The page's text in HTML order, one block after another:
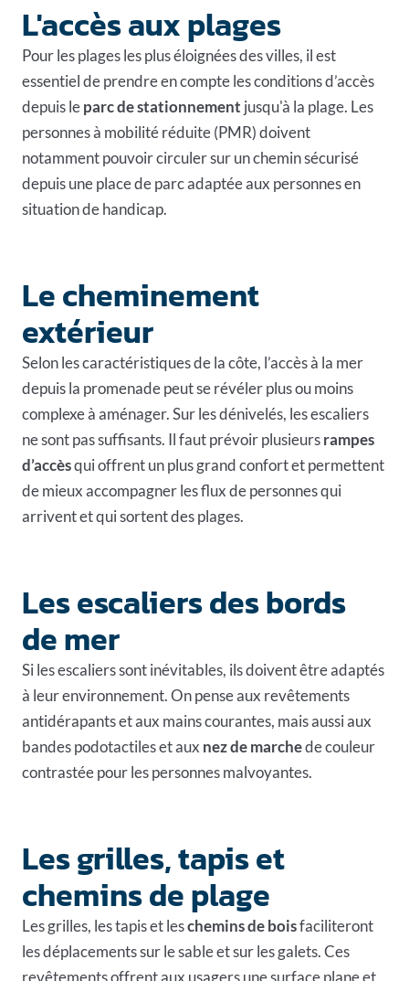
L'accès aux plages
Pour les plages les plus éloignées des villes, il est
essentiel de prendre en compte les conditions d’accès
depuis leparc de stationnement jusqu'à la plage. Les
personnes à mobilité réduite (PMR) doivent
notamment pouvoir circuler sur un chemin sécurisé
depuis une place de parc adaptée aux personnes en
situation de handicap.
Le cheminement
extérieur
Selon les caractéristiques de la côte, l’accès à la mer
depuis la promenade peut se révéler plus ou moins
complexe à aménager. Sur les dénivelés, les escaliers
ne sont pas suffisants. Il faut prévoir plusieursrampes
d’accèsqui offrent un plus grand confort et permettent
de mieux accompagner les flux de personnes qui
arrivent et qui sortent des plages.
Les escaliers des bords
de mer
Si les escaliers sont inévitables, ils doivent être adaptés
à leur environnement. On pense aux revêtements
antidérapants et aux mains courantes, mais aussi aux
bandes podotactiles et aux nez de marchede couleur
contrastée pour les personnes malvoyantes.
Les grilles, tapis et
chemins de plage
Les grilles, les tapis et leschemins de boisfaciliteront
les déplacements sur le sable et sur les galets. Ces
revêtements offrent aux usagers une surface plane et